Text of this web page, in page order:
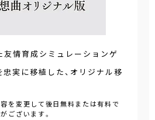
情育成シミュレーションゲ
忠実に移植した、オリジナル移
を変更して後日無料または有料で
ございます。